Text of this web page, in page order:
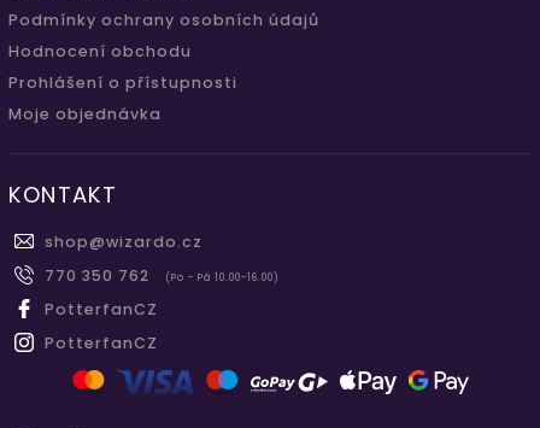
Podmínky ochrany osobních údajů
Hodnocení obchodu
Prohlášení o přístupnosti
Moje objednávka
KONTAKT
shop@wizardo.cz
770 350 762
(Po - Pá 10.00-16.00)
PotterfanCZ
PotterfanCZ